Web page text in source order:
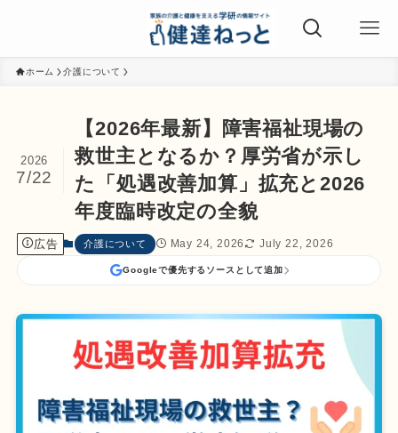
ホーム 介護について
【2026年最新】障害福祉現場の
救世主となるか？厚労省が示し
た「処遇改善加算」拡充と2026
年度臨時改定の全貌
2026
7/22
広告 介護について May 24, 2026 July 22, 2026
Googleで優先するソースとして追加